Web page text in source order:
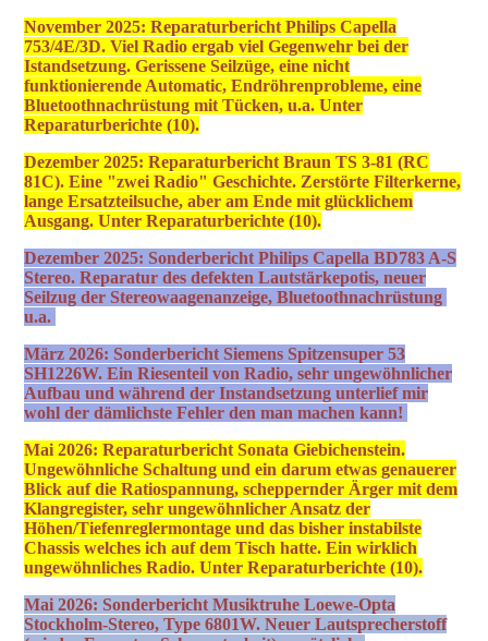
November 2025: Reparaturbericht Philips Capella
753/4E/3D. Viel Radio ergab viel Gegenwehr bei der
Istandsetzung. Gerissene Seilzüge, eine nicht
funktionierende Automatic, Endröhrenprobleme, eine
Bluetoothnachrüstung mit Tücken, u.a. Unter
Reparaturberichte (10).
Dezember 2025: Reparaturbericht Braun TS 3-81 (RC
81C). Eine "zwei Radio" Geschichte. Zerstörte Filterkerne,
lange Ersatzteilsuche, aber am Ende mit glücklichem
Ausgang. Unter Reparaturberichte (10).
Dezember 2025: Sonderbericht Philips Capella BD783 A-S
Stereo. Reparatur des defekten Lautstärkepotis, neuer
Seilzug der Stereowaagenanzeige, Bluetoothnachrüstung
u.a.
März 2026: Sonderbericht Siemens Spitzensuper 53
SH1226W. Ein Riesenteil von Radio, sehr ungewöhnlicher
Aufbau und während der Instandsetzung unterlief mir
wohl der dämlichste Fehler den man machen kann!
Mai 2026: Reparaturbericht Sonata Giebichenstein.
Ungewöhnliche Schaltung und ein darum etwas genauerer
Blick auf die Ratiospannung, scheppernder Ärger mit dem
Klangregister, sehr ungewöhnlicher Ansatz der
Höhen/Tiefenreglermontage und das bisher instabilste
Chassis welches ich auf dem Tisch hatte. Ein wirklich
ungewöhnliches Radio. Unter Reparaturberichte (10).
Mai 2026: Sonderbericht Musiktruhe Loewe-Opta
Stockholm-Stereo, Type 6801W. Neuer Lautsprecherstoff